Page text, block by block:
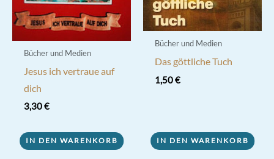
Bücher und Medien
Jesus ich vertraue auf
dich
3,30€
IN DEN WARENKORB
Bücher und Medien
Das göttliche Tuch
1,50€
IN DEN WARENKORB